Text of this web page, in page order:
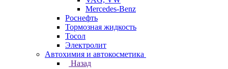
Мercedes-Benz
Роснефть
Тормозная жидкость
Тосол
Электролит
Автохимия и автокосметика
Назад